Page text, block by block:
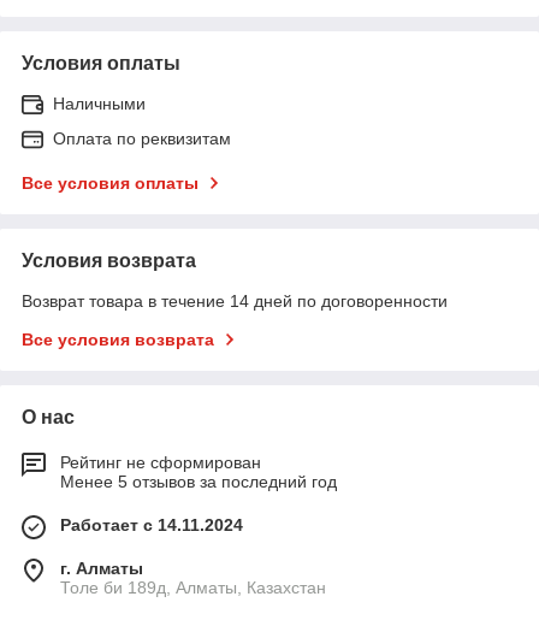
Условия оплаты
Наличными
Оплата по реквизитам
Все условия оплаты
Условия возврата
Возврат товара в течение 14 дней по договоренности
Все условия возврата
О нас
Рейтинг не сформирован
Менее 5 отзывов за последний год
Работает с 14.11.2024
г. Алматы
Толе би 189д, Алматы, Казахстан